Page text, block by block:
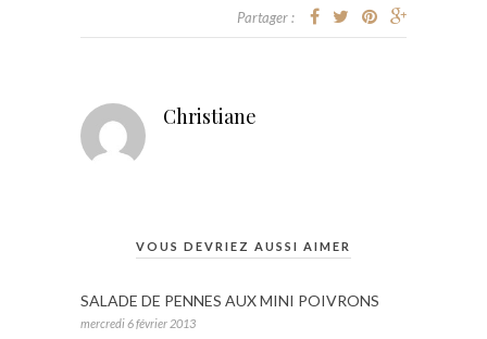
Partager :
Christiane
VOUS DEVRIEZ AUSSI AIMER
SALADE DE PENNES AUX MINI POIVRONS
mercredi 6 février 2013